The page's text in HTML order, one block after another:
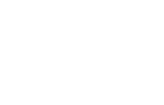
Fide et de futuris benedixit
Fide Iacob moriens singulis
benedixit et adoravit super
Fide Ioseph moriens de
Israel memoratus est et de